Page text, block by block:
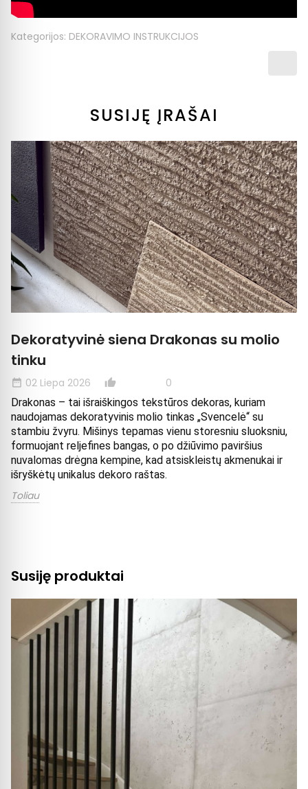
Kategorijos: DEKORAVIMO INSTRUKCIJOS
SUSIJĘ ĮRAŠAI
Dekoratyvinė siena Drakonas su molio
tinku
date_range 02 Liepa 2026 thumb_up_alt 0
Drakonas – tai išraiškingos tekstūros dekoras, kuriam
naudojamas dekoratyvinis molio tinkas „Svencelė“ su
stambiu žvyru. Mišinys tepamas vienu storesniu sluoksniu,
formuojant reljefines bangas, o po džiūvimo paviršius
nuvalomas drėgna kempine, kad atsiskleistų akmenukai ir
išryškėtų unikalus dekoro raštas.
Toliau
Susiję produktai